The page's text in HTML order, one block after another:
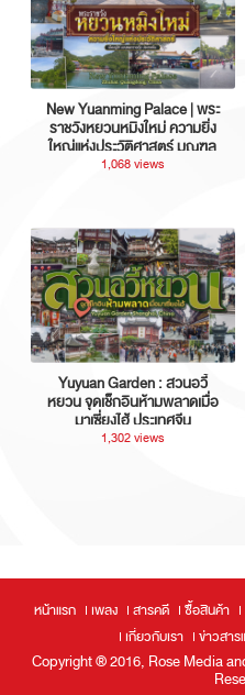
New Yuanming Palace | พระ
ราชวังหยวนหมิงใหม่ ความยิ่ง
ใหญ่แห่งประวัติศาสตร์ มณฑล
กวางตุ้ง ประเทศจีน
1,068 views
Yuyuan Garden : สวนอวี้
หยวน จุดเช็กอินห้ามพลาดเมื่อ
มาเซี่ยงไฮ้ ประเทศจีน
1,302 views
หน้าแรก เพลง สารคดี ซื้อสินค้า
เกี่ยวกับเรา
ข่าวสาร
Copyright ® 2016, Rose Media